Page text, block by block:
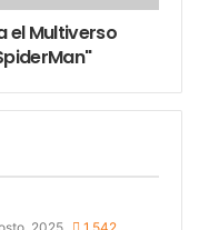
el Multiverso